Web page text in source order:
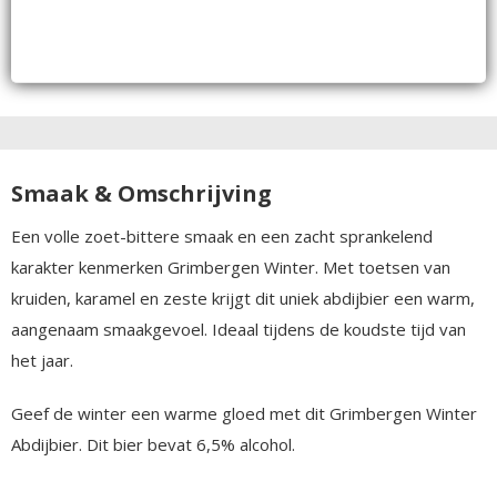
Smaak & Omschrijving
Een volle zoet-bittere smaak en een zacht sprankelend
karakter kenmerken Grimbergen Winter. Met toetsen van
kruiden, karamel en zeste krijgt dit uniek abdijbier een warm,
aangenaam smaakgevoel. Ideaal tijdens de koudste tijd van
het jaar.
Geef de winter een warme gloed met dit Grimbergen Winter
Abdijbier. Dit bier bevat 6,5% alcohol.